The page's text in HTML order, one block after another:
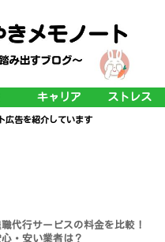
キャリア ストレス
広告を紹介しています
職代行サービスの料金を比較！
・安い業者は？